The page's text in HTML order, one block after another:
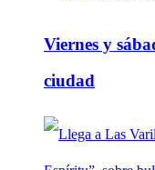
Viernes y
ciudad